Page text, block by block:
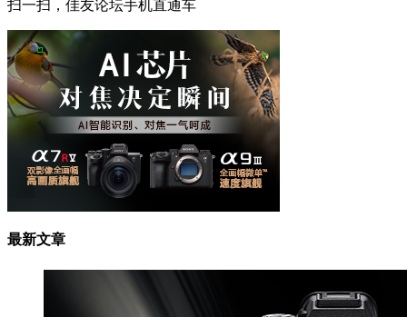
扫一扫，佳友论坛手机直通车
最新文章